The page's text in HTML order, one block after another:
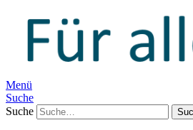
Menü
Suche
Suche